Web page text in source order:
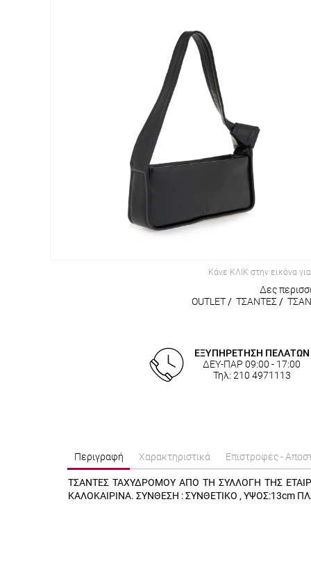
Κάνε ΚΛΙΚ στην εικόνα
Δες
OUTLET/ ΤΣΑΝΤΕΣ /
ΕΞΥΠΗΡΕΤΗΣΗ ΠΕΛΑΤΩΝ
ΔΕΥ-ΠΑΡ 09:00 - 17:00
Τηλ: 210 4971113
Περιγραφή Χαρακτηριστικά Επιστροφές -
ΤΣΑΝΤΕΣ ΤΑΧΥΔΡΟΜΟΥ ΑΠΟ ΤΗ ΣΥΛΛΟΓΗ ΤΗΣ
ΚΑΛΟΚΑΙΡΙΝΑ. ΣΥΝΘΕΣΗ : ΣΥΝΘΕΤΙΚΟ , ΥΨΟΣ:13cm